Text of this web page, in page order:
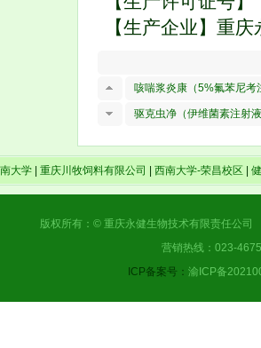
【生产企业】重
咳喘浆炎康（5%氟苯尼考
驱克虫净（伊维菌素注射
大学 重庆川牧饲料有限公司 西南大学-荣昌校区
版权所有：© 重庆永健生物技术有限责任
营销热线：023-
ICP备案号： 渝ICP备